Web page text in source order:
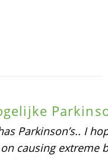
Parkinson’s.. I
causing extreme